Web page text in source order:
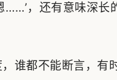
，还有意味深长
谁都不能断言，有